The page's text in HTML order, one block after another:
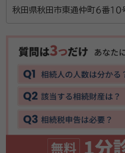
秋田県秋田市東通仲町６番１０